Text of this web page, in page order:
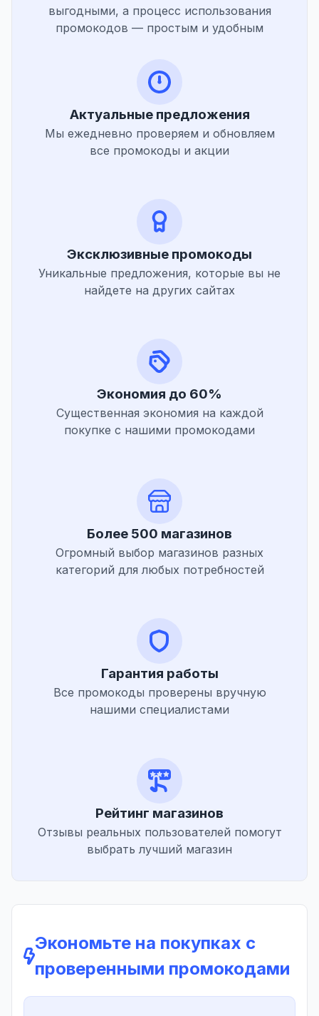
выгодными, а процесс использования
промокодов — простым и удобным
Актуальные предложения
Мы ежедневно проверяем и обновляем
все промокоды и акции
Эксклюзивные промокоды
Уникальные предложения, которые вы не
найдете на других сайтах
Экономия до 60%
Существенная экономия на каждой
покупке с нашими промокодами
Более 500 магазинов
Огромный выбор магазинов разных
категорий для любых потребностей
Гарантия работы
Все промокоды проверены вручную
нашими специалистами
Рейтинг магазинов
Отзывы реальных пользователей помогут
выбрать лучший магазин
Экономьте на покупках с
проверенными промокодами